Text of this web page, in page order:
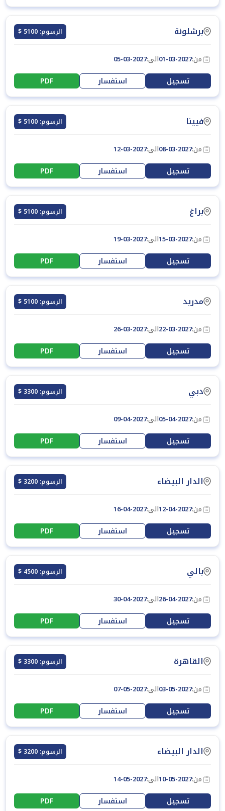
برشلونة الرسوم: 5100 $
من:01-03-2027الى:05-03-2027
تسجيل استفسار PDF
فيينا الرسوم: 5100 $
من:08-03-2027الى:12-03-2027
تسجيل استفسار PDF
براغ الرسوم: 5100 $
من:15-03-2027الى:19-03-2027
تسجيل استفسار PDF
مدريد الرسوم: 5100 $
من:22-03-2027الى:26-03-2027
تسجيل استفسار PDF
دبي الرسوم: 3300 $
من:05-04-2027الى:09-04-2027
تسجيل استفسار PDF
الدار البيضاء الرسوم: 3200 $
من:12-04-2027الى:16-04-2027
تسجيل استفسار PDF
بالي الرسوم: 4500 $
من:26-04-2027الى:30-04-2027
تسجيل استفسار PDF
القاهرة الرسوم: 3300 $
من:03-05-2027الى:07-05-2027
تسجيل استفسار PDF
الدار البيضاء الرسوم: 3200 $
من:10-05-2027الى:14-05-2027
تسجيل استفسار PDF